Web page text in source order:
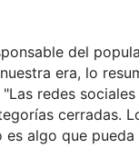
del
era, lo
redes
cerradas.
algo que